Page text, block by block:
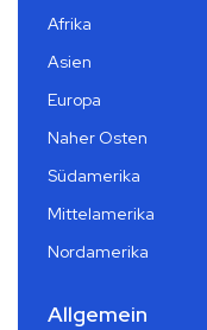
Afrika
Asien
Europa
Naher Osten
Südamerika
Mittelamerika
Nordamerika
Allgemein